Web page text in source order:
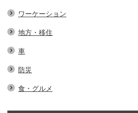
ワーケーション
地方・移住
車
防災
食・グルメ